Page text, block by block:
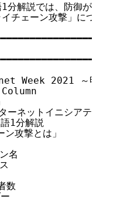
分解説では、防御が困難で
チェーン攻撃」について解
Week 2021 ～明日のカ
ネットイニシアティブ
1分解説
攻撃とは」
名
数